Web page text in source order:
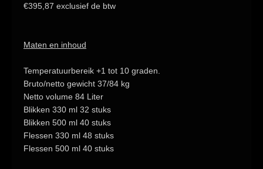
€395,87 exclusief de btw
Maten en inhoud
Temperatuurbereik +1 tot 10 graden.
Bruto/netto gewicht 37/84 kg
Netto volume 84 Liter
Blikken 330 ml 32 stuks
Blikken 500 ml 40 stuks
Flessen 330 ml 48 stuks
Flessen 500 ml 40 stuks